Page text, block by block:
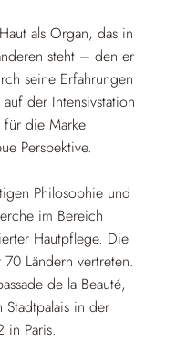
als Organ, das in
steht – den er
seine Erfahrungen
der Intensivstation
die Marke
Perspektive.
Philosophie und
im Bereich
Hautpflege. Die
Ländern vertreten.
de la Beauté,
in der
in Paris.